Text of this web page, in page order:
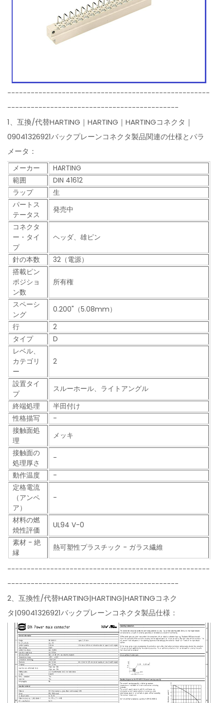
----------------------------------------------------
--------------------------------------------
1、互換/代替HARTING｜HARTING｜HARTINGコネクタ｜
09041326921バックプレーンコネクタ製品関連の仕様とパラ
メータ：
メーカー
HARTING
範囲
DIN 41612
ラップ
生
パートス
テータス
発売中
コネクタ
ー・タイ
プ
ヘッダ、雄ピン
針の本数
32（電源）
搭載ピン
ポジショ
ン数
所有権
スペーシ
ング
0.200"（5.08mm）
行
2
タイプ
D
レベル、
カテゴリ
ー
2
設置タイ
プ
スルーホール、ライトアングル
終端処理
半田付け
性格描写
-
接触面処
理
メッキ
接触面の
処理厚さ
-
動作温度
-
定格電流
（アンペ
ア）
-
材料の燃
焼性評価
UL94 V-0
素材 - 絶
縁
熱可塑性プラスチック - ガラス繊維
----------------------------------------------------
--------------------------------------------
2、互換性/代替HARTING|HARTING|HARTINGコネク
タ|09041326921バックプレーンコネクタ製品仕様：